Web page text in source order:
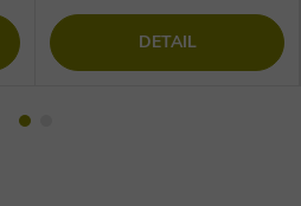
DETAIL